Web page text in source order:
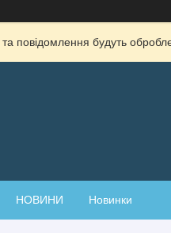
повідомлення будуть
НОВИНИ Новинки